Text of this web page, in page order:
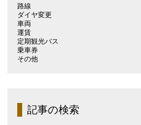
路線
ダイヤ変更
車両
運賃
定期観光バス
乗車券
その他
記事の検索